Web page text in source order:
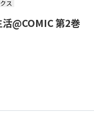
ス
@COMIC 第2巻